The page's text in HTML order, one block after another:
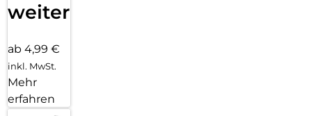
weiter
ab 4,99 €
inkl. MwSt.
Mehr
erfahren